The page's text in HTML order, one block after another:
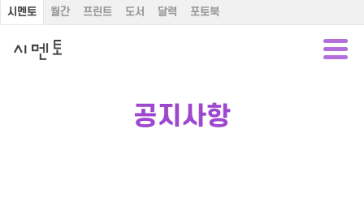
시멘토 월간 프린트 도서 달력 포토북
공지사항